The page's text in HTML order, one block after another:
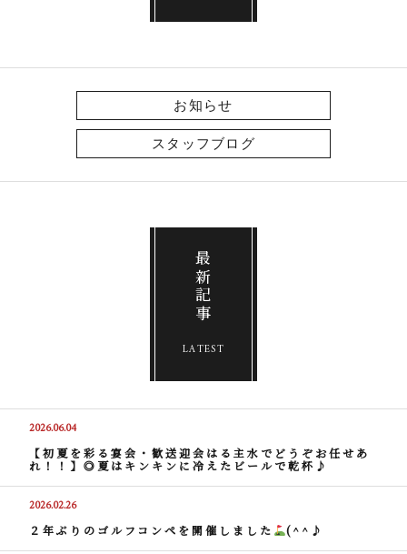
お知らせ
スタッフブログ
最新記事
LATEST
2026.06.04
【初夏を彩る宴会・歓送迎会はる主水でどうぞお任せあ
れ！！】◎夏はキンキンに冷えたビールで乾杯♪
2026.02.26
２年ぶりのゴルフコンペを開催しました (^^♪